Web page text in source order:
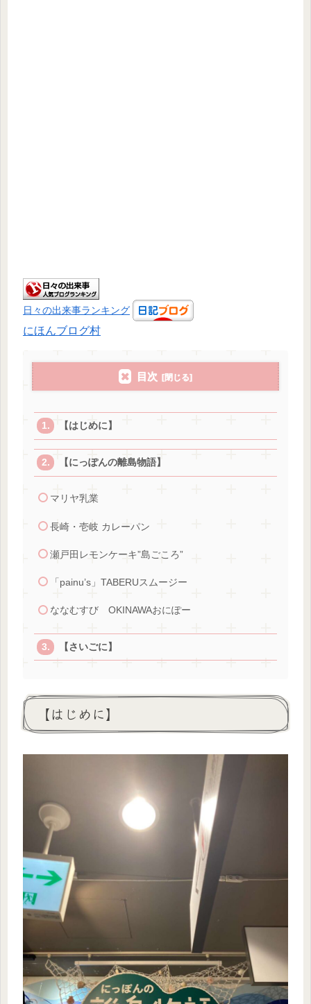
日々の出来事ランキング
にほんブログ村
目次
【はじめに】
【にっぽんの離島物語】
マリヤ乳業
長崎・壱岐 カレーパン
瀬戸田レモンケーキ”島ごころ”
「painu’s」TABERUスムージー
ななむすび OKINAWAおにぽー
【さいごに】
【はじめに】